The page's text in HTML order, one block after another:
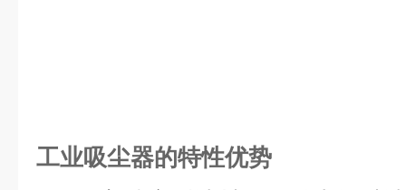
工业吸尘器的特性优势